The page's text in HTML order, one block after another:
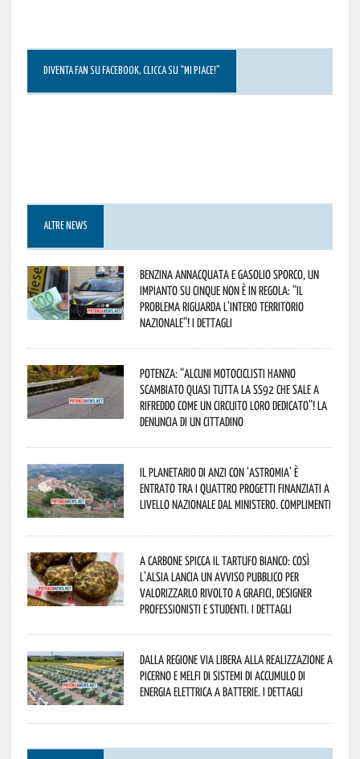
DIVENTA FAN SU FACEBOOK, CLICCA SU “MI PIACE!”
ALTRE NEWS
Benzina annacquata e gasolio sporco, un
impianto su cinque non è in regola: “il
problema riguarda l’intero territorio
Nazionale”! I dettagli
Potenza: “alcuni motociclisti hanno
scambiato quasi tutta la SS92 che sale a
Rifreddo come un circuito loro dedicato”! La
denuncia di un cittadino
Il Planetario di Anzi con ‘Astromia’ è
entrato tra i quattro progetti finanziati a
livello nazionale dal Ministero. Complimenti
A Carbone spicca il tartufo bianco: così
l’Alsia lancia un avviso pubblico per
valorizzarlo rivolto a grafici, designer
professionisti e studenti. I dettagli
Dalla Regione via libera alla realizzazione a
Picerno e Melfi di sistemi di accumulo di
energia elettrica a batterie. I dettagli